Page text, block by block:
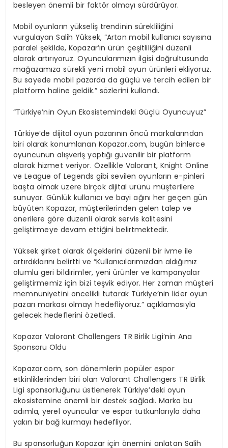
besleyen önemli bir faktör olmayı sürdürüyor.
Mobil oyunların yükseliş trendinin sürekliliğini
vurgulayan Salih Yüksek, “Artan mobil kullanıcı sayısına
paralel şekilde, Kopazar’ın ürün çeşitliliğini düzenli
olarak artırıyoruz. Oyuncularımızın ilgisi doğrultusunda
mağazamıza sürekli yeni mobil oyun ürünleri ekliyoruz.
Bu sayede mobil pazarda da güçlü ve tercih edilen bir
platform haline geldik.” sözlerini kullandı.
“Türkiye’nin Oyun Ekosistemindeki Güçlü Oyuncuyuz”
Türkiye’de dijital oyun pazarının öncü markalarından
biri olarak konumlanan Kopazar.com, bugün binlerce
oyuncunun alışveriş yaptığı güvenilir bir platform
olarak hizmet veriyor. Özellikle Valorant, Knight Online
ve League of Legends gibi sevilen oyunların e-pinleri
başta olmak üzere birçok dijital ürünü müşterilere
sunuyor. Günlük kullanıcı ve bayi ağını her geçen gün
büyüten Kopazar, müşterilerinden gelen talep ve
önerilere göre düzenli olarak servis kalitesini
geliştirmeye devam ettiğini belirtmektedir.
Yüksek şirket olarak ölçeklerini düzenli bir ivme ile
artırdıklarını belirtti ve “Kullanıcılarımızdan aldığımız
olumlu geri bildirimler, yeni ürünler ve kampanyalar
geliştirmemiz için bizi teşvik ediyor. Her zaman müşteri
memnuniyetini öncelikli tutarak Türkiye’nin lider oyun
pazarı markası olmayı hedefliyoruz.” açıklamasıyla
gelecek hedeflerini özetledi.
Kopazar Valorant Challengers TR Birlik Ligi’nin Ana
Sponsoru Oldu
Kopazar.com, son dönemlerin popüler espor
etkinliklerinden biri olan Valorant Challengers TR Birlik
Ligi sponsorluğunu üstlenerek Türkiye’deki oyun
ekosistemine önemli bir destek sağladı. Marka bu
adımla, yerel oyuncular ve espor tutkunlarıyla daha
yakın bir bağ kurmayı hedefliyor.
Bu sponsorluğun Kopazar için önemini anlatan Salih